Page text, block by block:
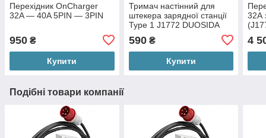
Перехідник OnCharger
32A — 40A 5PIN — 3PIN
950 ₴
Купити
Тримач настінний для
штекера зарядної станції
Type 1 J1772 DUOSIDA
590₴
Купити
32А
4
Подібні товари компанії